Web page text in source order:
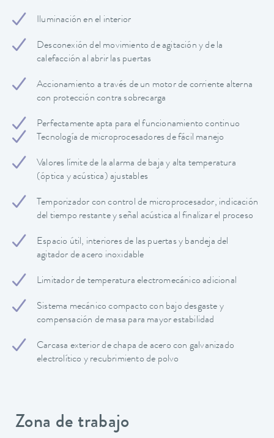
Iluminación en el interior
Desconexión del movimiento de agitación y de la
calefacción al abrir las puertas
Accionamiento a través de un motor de corriente alterna
con protección contra sobrecarga
Perfectamente apta para el funcionamiento continuo
Tecnología de microprocesadores de fácil manejo
Valores límite de la alarma de baja y alta temperatura
(óptica y acústica) ajustables
Temporizador con control de microprocesador, indicación
del tiempo restante y señal acústica al finalizar el proceso
Espacio útil, interiores de las puertas y bandeja del
agitador de acero inoxidable
Limitador de temperatura electromecánico adicional
Sistema mecánico compacto con bajo desgaste y
compensación de masa para mayor estabilidad
Carcasa exterior de chapa de acero con galvanizado
electrolítico y recubrimiento de polvo
Zona de trabajo